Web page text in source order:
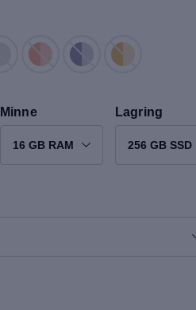
Minne
16 GB RAM
Lagring
256 GB SSD